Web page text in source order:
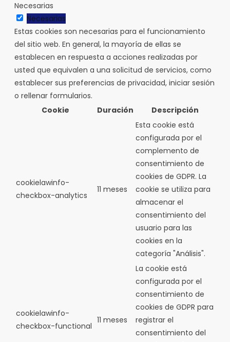
Necesarias
Necesarias
Estas cookies son necesarias para el funcionamiento
del sitio web. En general, la mayoría de ellas se
establecen en respuesta a acciones realizadas por
usted que equivalen a una solicitud de servicios, como
establecer sus preferencias de privacidad, iniciar sesión
o rellenar formularios.
Cookie
Duración Descripción
cookielawinfo-
checkbox-analytics
11 meses
Esta cookie está
configurada por el
complemento de
consentimiento de
cookies de GDPR. La
cookie se utiliza para
almacenar el
consentimiento del
usuario para las
cookies en la
categoría "Análisis".
cookielawinfo-
checkbox-functional
11 meses
La cookie está
configurada por el
consentimiento de
cookies de GDPR para
registrar el
consentimiento del